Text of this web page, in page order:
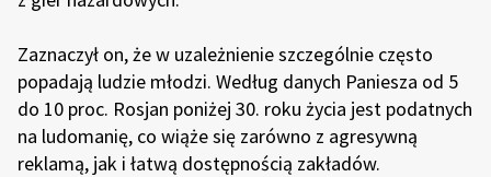
Zaznaczył on, że w uzależnienie szczególnie często
popadają ludzie młodzi. Według danych Paniesza od 5
do 10 proc. Rosjan poniżej 30. roku życia jest podatnych
na ludomanię, co wiąże się zarówno z agresywną
reklamą, jak i łatwą dostępnością zakładów.